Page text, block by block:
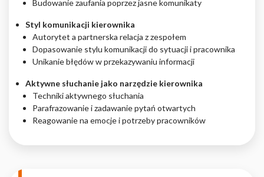
Budowanie zaufania poprzez jasne komunikaty
Styl komunikacji kierownika
Autorytet a partnerska relacja z zespołem
Dopasowanie stylu komunikacji do sytuacji i pracownika
Unikanie błędów w przekazywaniu informacji
Aktywne słuchanie jako narzędzie kierownika
Techniki aktywnego słuchania
Parafrazowanie i zadawanie pytań otwartych
Reagowanie na emocje i potrzeby pracowników
Zapisz moje preferencje
Akceptuj wszystko